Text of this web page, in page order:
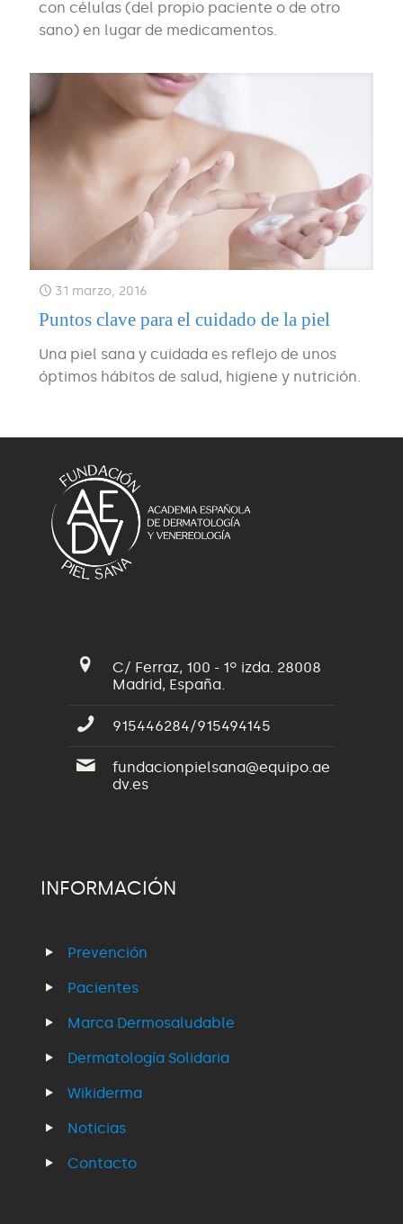
con células (del propio paciente o de otro
sano) en lugar de medicamentos.
31 marzo, 2016
Puntos clave para el cuidado de la piel
Una piel sana y cuidada es reflejo de unos
óptimos hábitos de salud, higiene y nutrición.
C/ Ferraz, 100 - 1º izda. 28008
Madrid, España.
915446284/915494145
fundacionpielsana@equipo.ae
dv.es
INFORMACIÓN
Prevención
Pacientes
Marca Dermosaludable
Dermatología Solidaria
Wikiderma
Noticias
Contacto